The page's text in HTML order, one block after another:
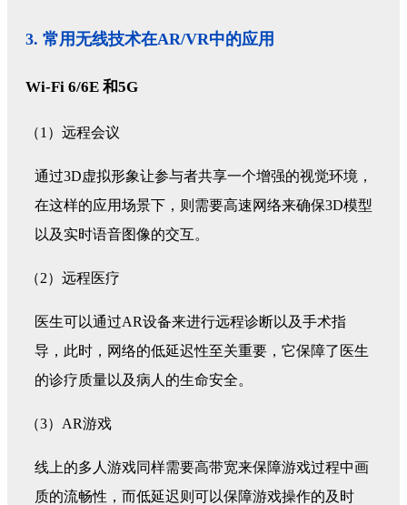
3. 常用无线技术在AR/VR中的应用
Wi-Fi 6/6E 和5G
（1）远程会议
通过3D虚拟形象让参与者共享一个增强的视觉环境，
在这样的应用场景下，则需要高速网络来确保3D模型
以及实时语音图像的交互。
（2）远程医疗
医生可以通过AR设备来进行远程诊断以及手术指
导，此时，网络的低延迟性至关重要，它保障了医生
的诊疗质量以及病人的生命安全。
（3）AR游戏
线上的多人游戏同样需要高带宽来保障游戏过程中画
质的流畅性，而低延迟则可以保障游戏操作的及时